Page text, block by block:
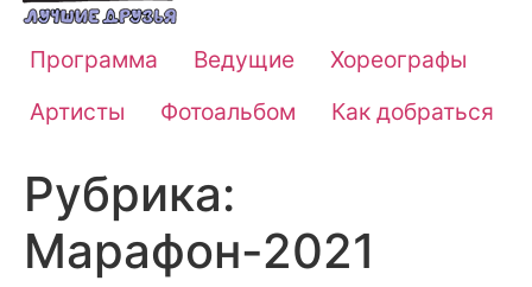
Программа Ведущие
Хореографы
Артисты
Фотоальбом Как добраться
Рубрика:
Марафон-2021